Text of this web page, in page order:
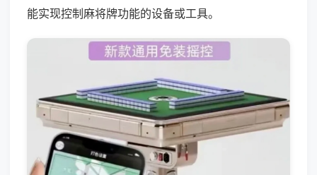
能实现控制麻将牌功能的设备或工具。